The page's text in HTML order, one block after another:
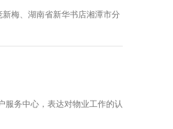
梅、湖南省新华书店湘潭市分
服务中心，表达对物业工作的认